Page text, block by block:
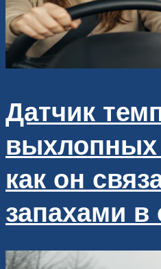
Датчик
выхлопных
как он
запахами в